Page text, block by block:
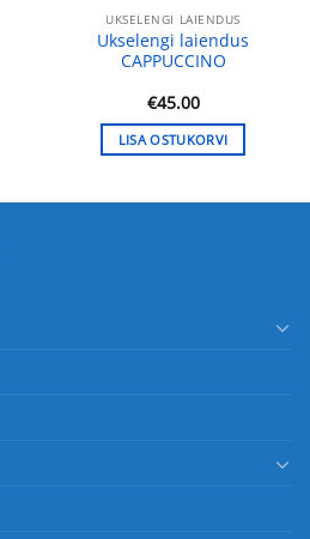
UKSELENGI LAIENDUS
Ukselengi laiendus
CAPPUCCINO
€45.00
LISA OSTUKORVI